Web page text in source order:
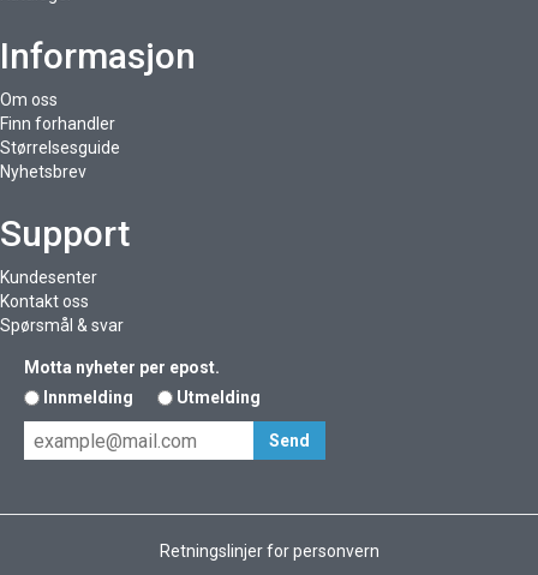
Informasjon
Om oss
Finn forhandler
Størrelsesguide
Nyhetsbrev
Support
Kundesenter
Kontakt oss
Spørsmål & svar
Motta nyheter per epost.
Innmelding
Utmelding
Retningslinjer for personvern